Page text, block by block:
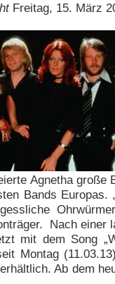
Freitag, 15. März
Agnetha große
Bands Europas.
Nach einer
mit dem Song
Montag
Ab dem